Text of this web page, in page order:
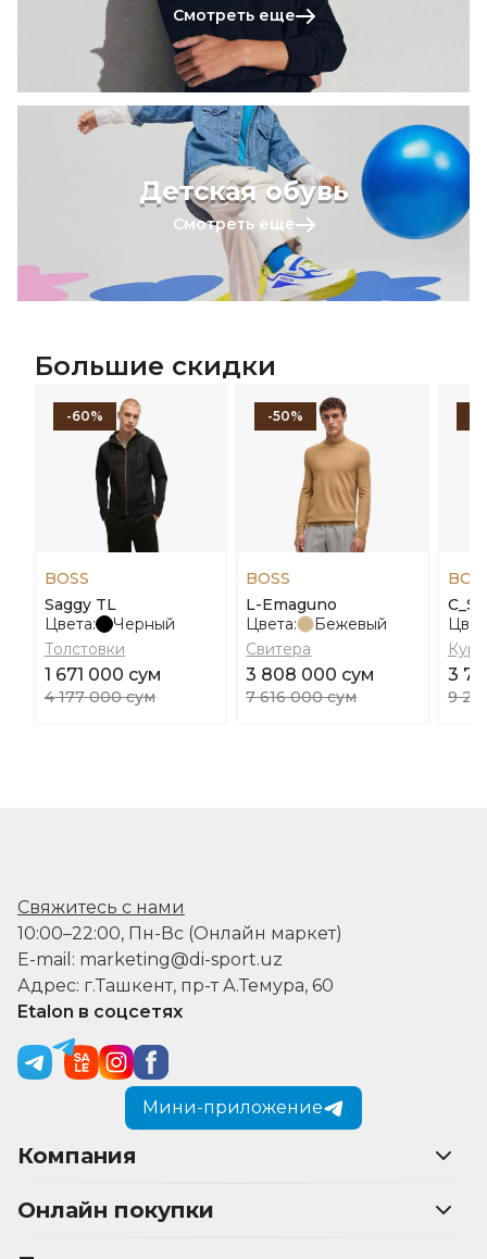
Смотреть еще
Детская обувь
Смотреть еще
Большие скидки
-60%
BOSS
Saggy TL
Цвета:
Черный
Толстовки
1 671 000 сум
4 177 000 сум
-50%
BOSS
L-Emaguno
Цвета:
Бежевый
Свитера
3 808 000 сум
7 616 000 сум
3
9
Свяжитесь с нами
10:00–22:00, Пн-Вс (Онлайн маркет)
E-mail: marketing@di-sport.uz
Адрес: г.Ташкент, пр-т А.Темура, 60
Etalon в соцсетях
Мини-приложение
Компания
Онлайн покупки